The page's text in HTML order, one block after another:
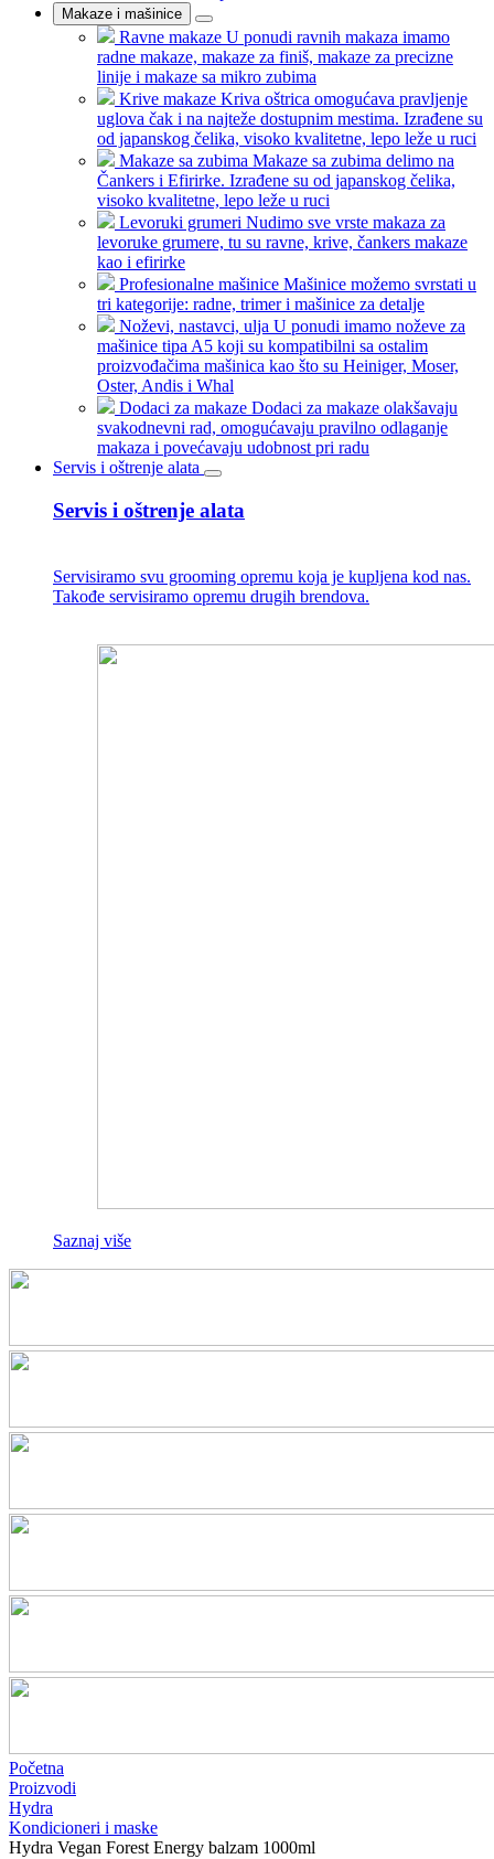
Makaze i mašinice
Ravne makaze U ponudi ravnih makaza imamo
radne makaze, makaze za finiš, makaze za precizne
linije i makaze sa mikro zubima
Krive makaze Kriva oštrica omogućava pravljenje
uglova čak i na najteže dostupnim mestima. Izrađene su
od japanskog čelika, visoko kvalitetne, lepo leže u ruci
Makaze sa zubima Makaze sa zubima delimo na
Čankers i Efirirke. Izrađene su od japanskog čelika,
visoko kvalitetne, lepo leže u ruci
Levoruki grumeri Nudimo sve vrste makaza za
levoruke grumere, tu su ravne, krive, čankers makaze
kao i efirirke
Profesionalne mašinice Mašinice možemo svrstati u
tri kategorije: radne, trimer i mašinice za detalje
Noževi, nastavci, ulja U ponudi imamo noževe za
mašinice tipa A5 koji su kompatibilni sa ostalim
proizvođačima mašinica kao što su Heiniger, Moser,
Oster, Andis i Whal
Dodaci za makaze Dodaci za makaze olakšavaju
svakodnevni rad, omogućavaju pravilno odlaganje
makaza i povećavaju udobnost pri radu
Servis i oštrenje alata
Servis i oštrenje alata
Servisiramo svu grooming opremu koja je kupljena kod nas.
Takođe servisiramo opremu drugih brendova.
Saznaj više
Početna
Proizvodi
Hydra
Kondicioneri i maske
Hydra Vegan Forest Energy balzam 1000ml